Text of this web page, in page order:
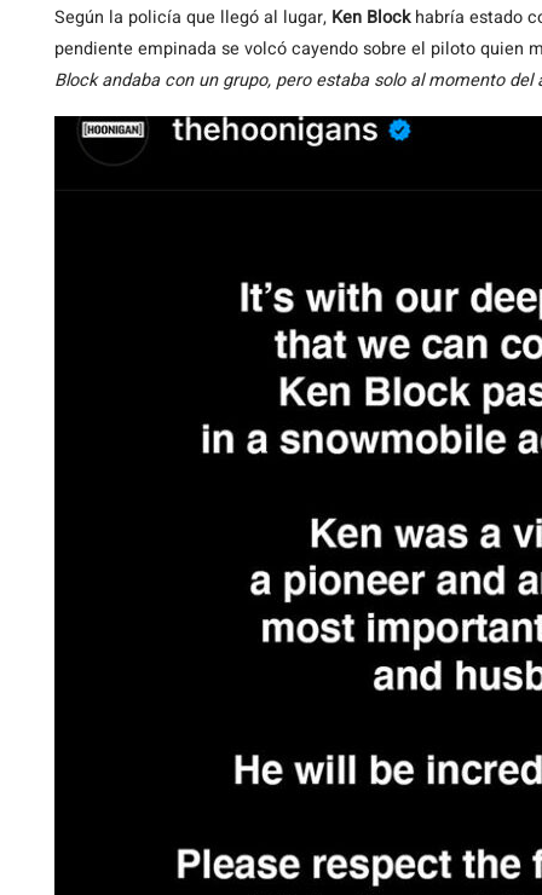
Según la policía que llegó al lugar, Ken Blockhabría estado
pendiente empinada se volcó cayendo sobre el piloto quien
Block andaba con un grupo, pero estaba solo al momento del